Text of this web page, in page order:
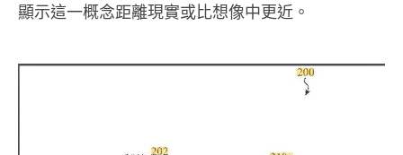
顯示這一概念距離現實或比想像中更近。